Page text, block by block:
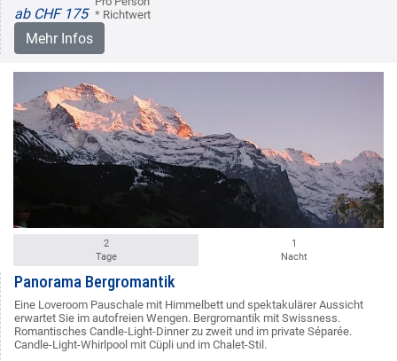
ab CHF 175 * Richtwert
Mehr Infos
2
Tage
1
Nacht
Panorama Bergromantik
Eine Loveroom Pauschale mit Himmelbett und spektakulärer Aussicht
erwartet Sie im autofreien Wengen. Bergromantik mit Swissness.
Romantisches Candle-Light-Dinner zu zweit und im private Séparée.
Candle-Light-Whirlpool mit Cüpli und im Chalet-Stil.